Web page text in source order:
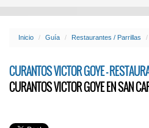
Inicio Guía Restaurantes / Parrillas
CURANTOS VICTOR GOYE -
CURANTOS VICTOR GOYE EN SAN